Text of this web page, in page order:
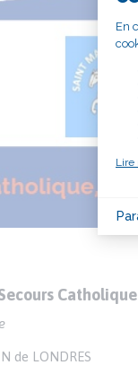
Catholique
de LONDRES